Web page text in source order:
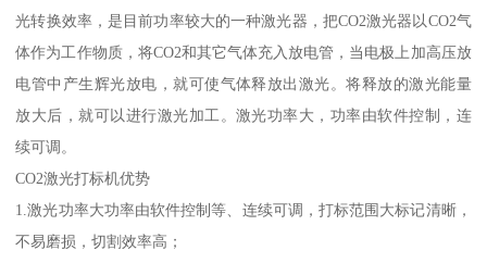
光转换效率，是目前功率较大的一种激光器，把CO2激光器以CO2气
体作为工作物质，将CO2和其它气体充入放电管，当电极上加高压放
电管中产生辉光放电，就可使气体释放出激光。将释放的激光能量
放大后，就可以进行激光加工。激光功率大，功率由软件控制，连
续可调。
CO2激光打标机优势
1.激光功率大功率由软件控制等、连续可调，打标范围大标记清晰，
不易磨损，切割效率高；